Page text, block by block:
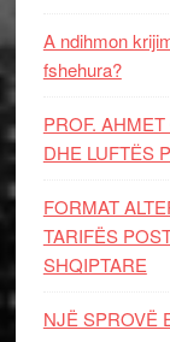
A ndihmon
fshehura?
PROF.
DHE LUFTЁS
FORMAT
TARIFËS
SHQIPTARE
NJË SPROVË